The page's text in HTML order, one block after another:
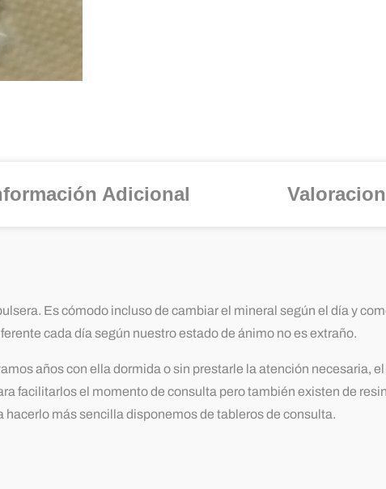
Adicional
Es cómodo incluso de cambiar el mineral según el día y
cada día según nuestro estado de ánimo no es extraño.
años con ella dormida o sin prestarle la atención necesaria,
facilitarlos el momento de consulta pero también existen de
más sencilla disponemos de tableros de consulta.